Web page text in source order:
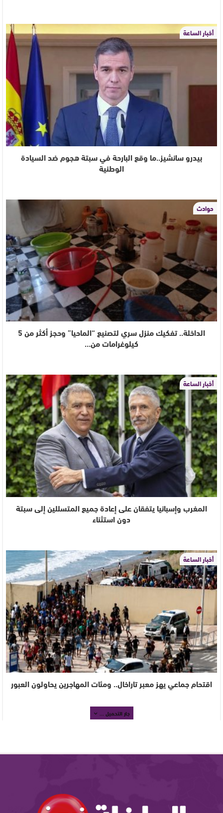
أخبار الساعة
بيدرو سانشيز..ما وقع البارحة في سبتة هجوم ضد السيادة
الوطنية
حوادث
الداخلة.. تفكيك منزل سري لتصنيع “الماحيا” وحجز أكثر من 5
كيلوغرامات من…
أخبار الساعة
المغرب وإسبانيا يتفقان على إعادة جميع المتسللين إلى سبتة
دون استثناء
أخبار الساعة
اقتحام جماعي يهز معبر تاراخال.. ومئات المهاجرين يحاولون العبور
جار التحميل ...